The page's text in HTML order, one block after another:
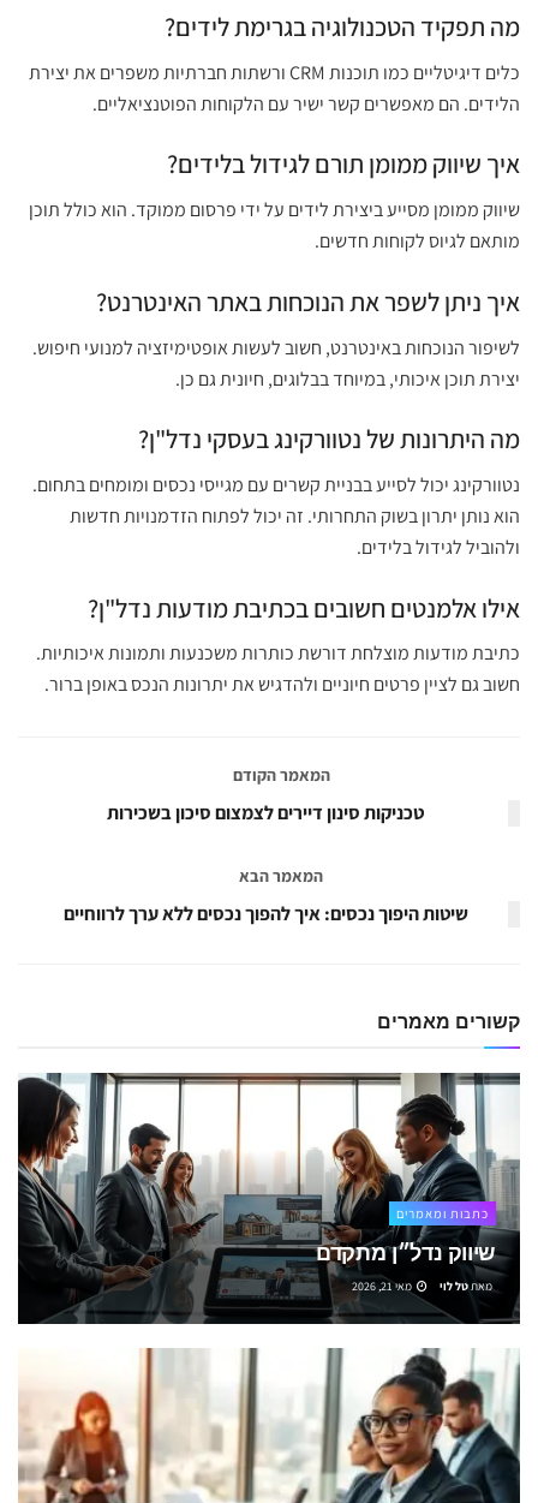
מה תפקיד הטכנולוגיה בגרימת לידים?
כלים דיגיטליים כמו תוכנות CRM ורשתות חברתיות משפרים את יצירת
הלידים. הם מאפשרים קשר ישיר עם הלקוחות הפוטנציאליים.
איך שיווק ממומן תורם לגידול בלידים?
שיווק ממומן מסייע ביצירת לידים על ידי פרסום ממוקד. הוא כולל תוכן
מותאם לגיוס לקוחות חדשים.
איך ניתן לשפר את הנוכחות באתר האינטרנט?
לשיפור הנוכחות באינטרנט, חשוב לעשות אופטימיזציה למנועי חיפוש.
יצירת תוכן איכותי, במיוחד בבלוגים, חיונית גם כן.
מה היתרונות של נטוורקינג בעסקי נדל"ן?
נטוורקינג יכול לסייע בבניית קשרים עם מגייסי נכסים ומומחים בתחום.
הוא נותן יתרון בשוק התחרותי. זה יכול לפתוח הזדמנויות חדשות
ולהוביל לגידול בלידים.
אילו אלמנטים חשובים בכתיבת מודעות נדל"ן?
כתיבת מודעות מוצלחת דורשת כותרות משכנעות ותמונות איכותיות.
חשוב גם לציין פרטים חיוניים ולהדגיש את יתרונות הנכס באופן ברור.
המאמר הקודם
טכניקות סינון דיירים לצמצום סיכון בשכירות
המאמר הבא
שיטות היפוך נכסים: איך להפוך נכסים ללא ערך לרווחיים
קשורים מאמרים
כתבות ומאמרים
שיווק נדל״ן מתקדם
מאתטל לוי מאי 21, 2026